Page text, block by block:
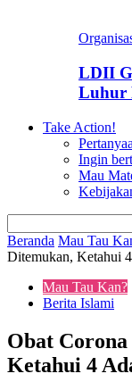
LDII
Luhur
Take Action!
Ingin
Mau
Beranda Mau Tau
Ditemukan, Ketahui
Mau Tau Kan?
Berita Islami
Obat
Ketahui 4